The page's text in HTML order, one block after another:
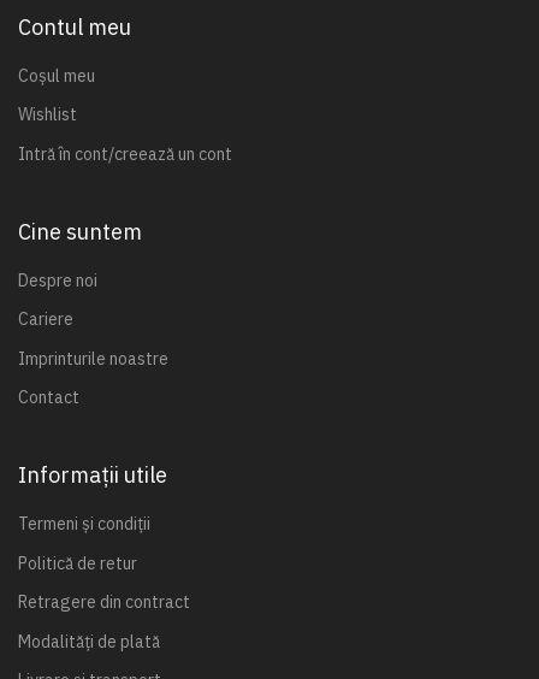
Contul meu
Coșul meu
Wishlist
Intră în cont/creează un cont
Cine suntem
Despre noi
Cariere
Imprinturile noastre
Contact
Informații utile
Termeni și condiții
Politică de retur
Retragere din contract
Modalități de plată